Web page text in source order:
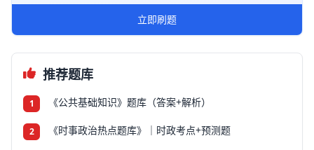
立即刷题
推荐题库
1 《公共基础知识》题库（答案+解析）
2 《时事政治热点题库》｜时政考点+预测题